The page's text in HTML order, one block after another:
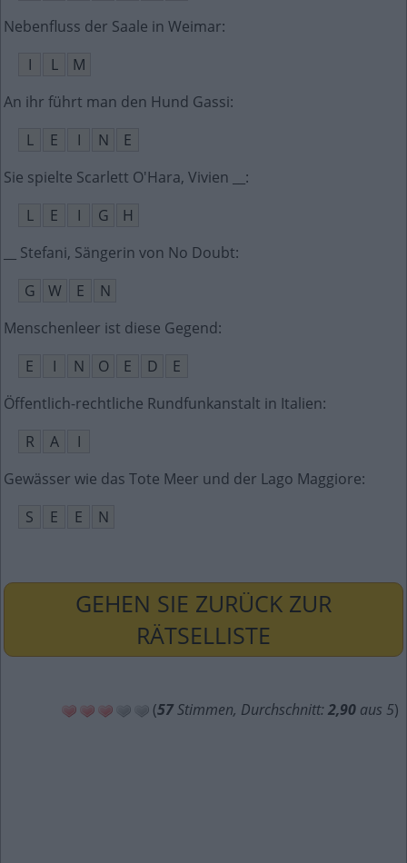
Nebenfluss der Saale in Weimar:
I
L
M
An ihr führt man den Hund Gassi:
L
E I N
E
Sie spielte Scarlett O'Hara, Vivien __ :
L
E I G
H
__ Stefani, Sängerin von No Doubt:
G
W E
N
Menschenleer ist diese Gegend:
E
I N O E D
E
Öffentlich-rechtliche Rundfunkanstalt in Italien:
R
A
I
Gewässer wie das Tote Meer und der Lago Maggiore:
S
E E N
GEHEN SIE ZURÜCK ZUR
RÄTSELLISTE
(57Stimmen, Durchschnitt: 2,90 aus 5)